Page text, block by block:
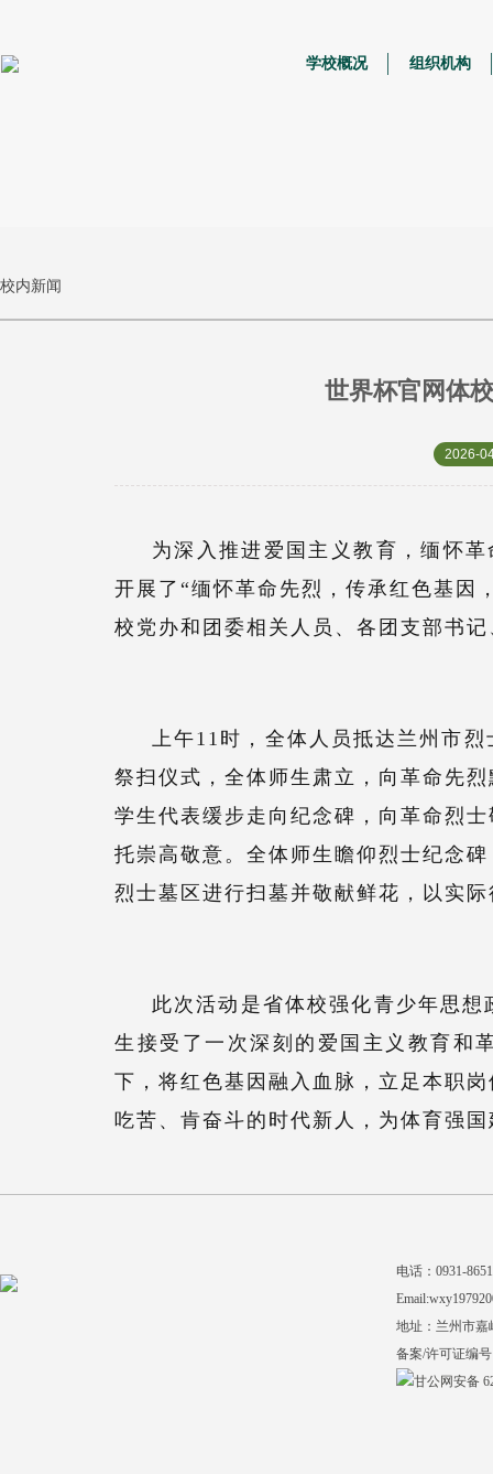
学校概况 组织机构
校内新闻
世界杯官网体
2026-
为深入推进爱国主义教育，缅怀
开展了“缅怀革命先烈，传承红色基因
校党办和 团委相关人员 、 各团支部书记
上午11时，全体人员抵达兰州市烈
祭扫仪式 ， 全体师生 肃立，向革命先
学生代表缓步走向纪念碑，向革命烈
托崇高敬意。全体师生瞻仰烈士纪念碑
烈士墓区进行扫墓并敬献鲜花， 以 实
此次活动是省体校强化青少年思想
生接受了一次深刻的爱国主义 教育和
下，将红色基因融入血脉，立足本职
吃苦、肯奋斗的时代新人，为体育强
电话：0931-
地址：兰州市嘉
备案/许可证编
甘公网安备